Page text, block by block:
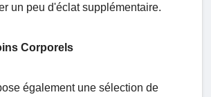
un peu d'éclat supplémentaire.
Corporels
également une sélection de